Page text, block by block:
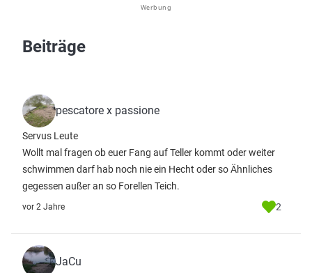
Werbung
Beiträge
pescatore x passione
Servus Leute
Wollt mal fragen ob euer Fang auf Teller kommt oder weiter
schwimmen darf hab noch nie ein Hecht oder so Ähnliches
gegessen außer an so Forellen Teich.
vor 2 Jahre 2
JaCu